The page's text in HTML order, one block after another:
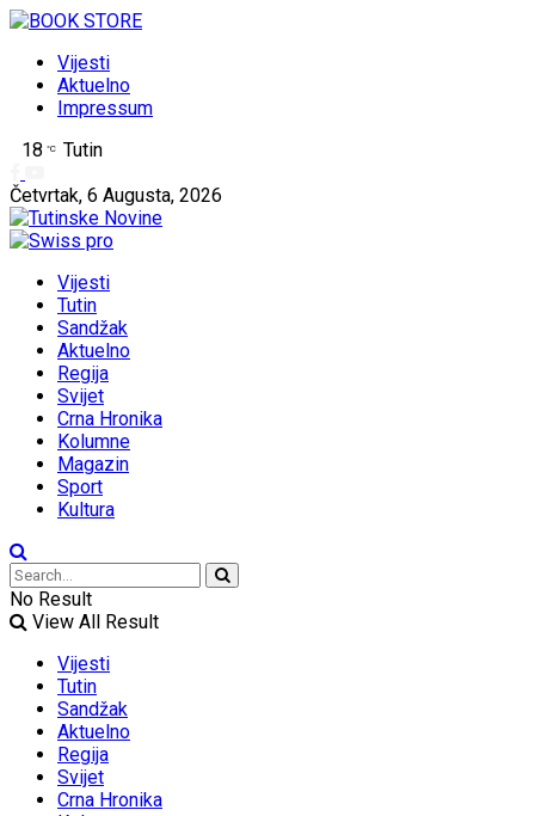
Vijesti
Aktuelno
Impressum
18 °C
Tutin
Četvrtak, 6 Augusta, 2026
Vijesti
Tutin
Sandžak
Aktuelno
Regija
Svijet
Crna Hronika
Kolumne
Magazin
Sport
Kultura
No Result
View All Result
Vijesti
Tutin
Sandžak
Aktuelno
Regija
Svijet
Crna Hronika